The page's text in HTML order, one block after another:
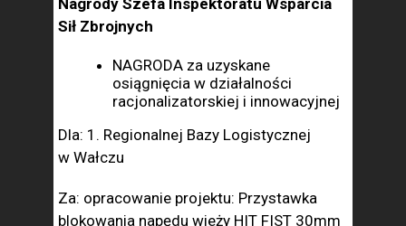
Nagrody Szefa Inspektoratu Wsparcia
Sił Zbrojnych
NAGRODA za uzyskane
osiągnięcia w działalności
racjonalizatorskiej i innowacyjnej
Dla: 1. Regionalnej Bazy Logistycznej
w Wałczu
Za: opracowanie projektu: Przystawka
blokowania napędu wieży HIT FIST 30mm